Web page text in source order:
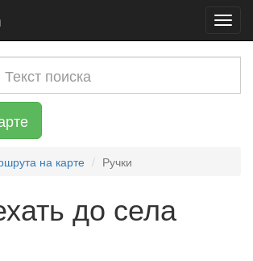
на карте Ручки
до села